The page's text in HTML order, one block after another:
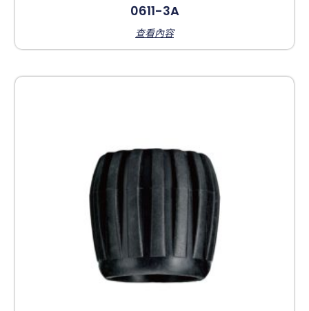
0611-3A
查看內容